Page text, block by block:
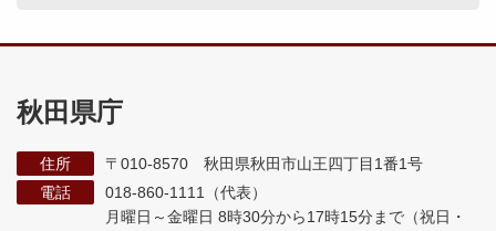
秋田県庁
住所
〒010-8570 秋田県秋田市山王四丁目1番1号
電話
018-860-1111（代表）
月曜日～金曜日 8時30分から17時15分まで （祝日・